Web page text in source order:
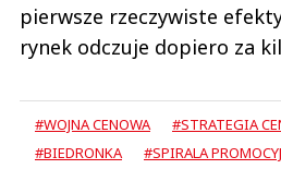
pierwsze rzeczywiste
rynek odczuje dopiero za
#WOJNA CENOWA #STRATEGIA
#BIEDRONKA
#SPIRALA